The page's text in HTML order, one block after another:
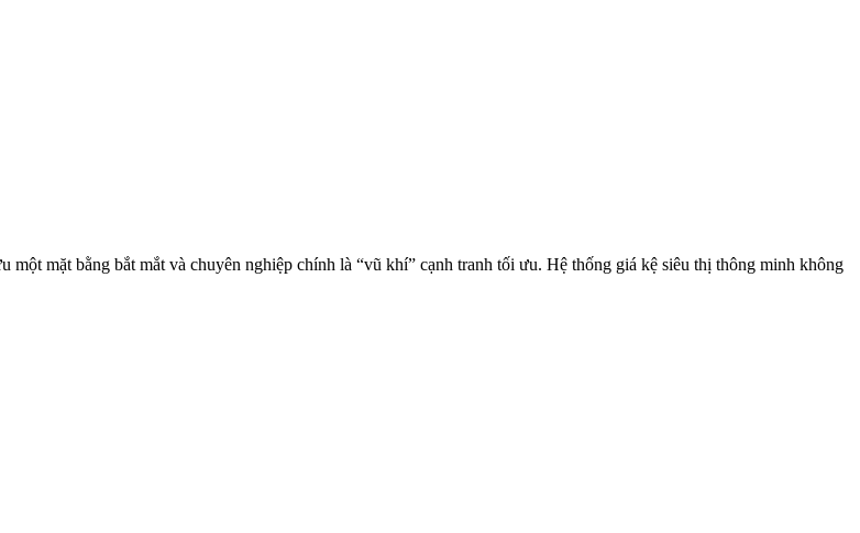
mặt bằng bắt mắt và chuyên nghiệp chính là “vũ khí” cạnh tranh tối ưu. Hệ thống giá kệ siêu thị thông minh không